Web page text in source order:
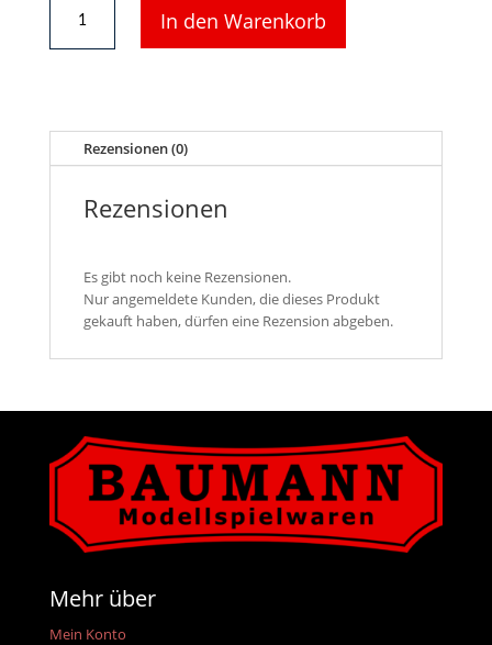
13219
-
In den Warenkorb
Rezensionen (0)
Rezensionen
Es gibt noch keine Rezensionen.
Nur angemeldete Kunden, die dieses Produkt
gekauft haben, dürfen eine Rezension abgeben.
Mehr über
Mein Konto